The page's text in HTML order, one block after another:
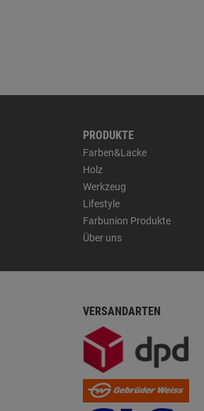
PRODUKTE
Farben&Lacke
Holz
Werkzeug
Lifestyle
Farbunion Produkte
Über uns
VERSANDARTEN